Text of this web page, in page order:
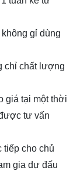
gỉ dùng
chỉ chất lượng
giá tại một thời
tư vấn
tiếp cho chủ
gia dự đấu